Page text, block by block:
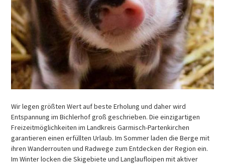
Wir legen größten Wert auf beste Erholung und daher wird
Entspannung im Bichlerhof groß geschrieben. Die einzigartigen
Freizeitmöglichkeiten im Landkreis Garmisch-Partenkirchen
garantieren einen erfüllten Urlaub. Im Sommer laden die Berge mit
ihren Wanderrouten und Radwege zum Entdecken der Region ein.
Im Winter locken die Skigebiete und Langlaufloipen mit aktiver